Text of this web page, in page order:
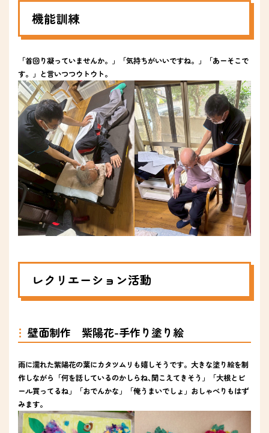
機能訓練
「首回り凝っていませんか。」「気持ちがいいですね。」「あーそこで
す。」と言いつつウトウト。
レクリエーション活動
壁面制作 紫陽花-手作り塗り絵
雨に濡れた紫陽花の葉にカタツムリも嬉しそうです。大きな塗り絵を制
作しながら「何を話しているのかしらね､聞こえてきそう」「大根とビ
ール買ってるね」「おでんかな」「俺うまいでしょ」おしゃべりもはず
みます。